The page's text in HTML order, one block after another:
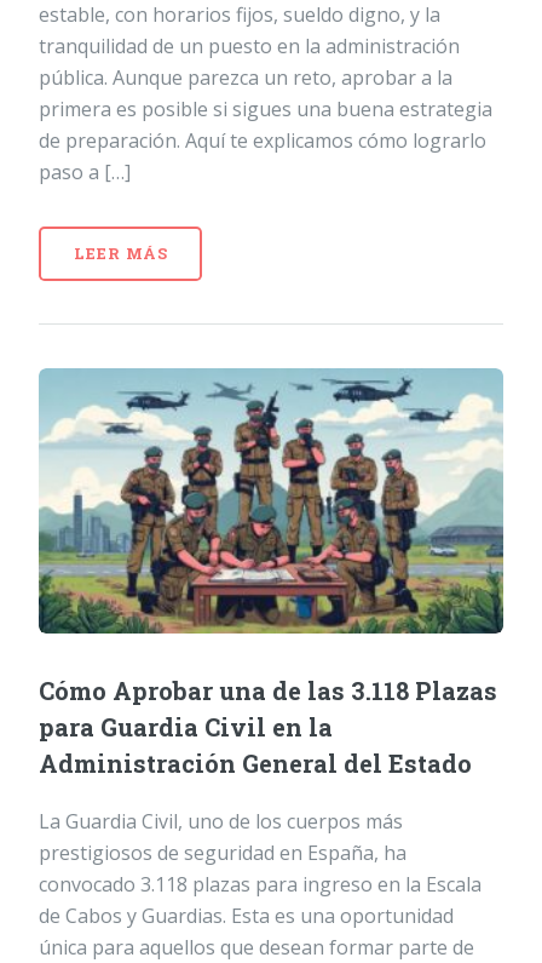
estable, con horarios fijos, sueldo digno, y la
tranquilidad de un puesto en la administración
pública. Aunque parezca un reto, aprobar a la
primera es posible si sigues una buena estrategia
de preparación. Aquí te explicamos cómo lograrlo
paso a […]
LEER MÁS
Cómo Aprobar una de las 3.118 Plazas
para Guardia Civil en la
Administración General del Estado
La Guardia Civil, uno de los cuerpos más
prestigiosos de seguridad en España, ha
convocado 3.118 plazas para ingreso en la Escala
de Cabos y Guardias. Esta es una oportunidad
única para aquellos que desean formar parte de